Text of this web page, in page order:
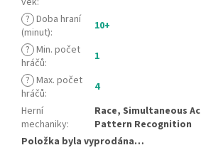
? Doba hraní
(minut):
10+
? Min. počet
hráčů:
1
? Max. počet
hráčů:
4
Herní
mechaniky:
Race, Simultaneous
Pattern Recognition
Položka byla vyprodána…